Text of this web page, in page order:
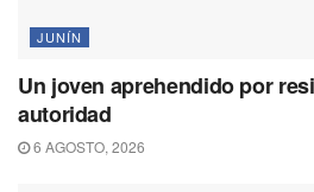
JUNÍN
Un joven aprehendido por
autoridad
6 AGOSTO, 2026